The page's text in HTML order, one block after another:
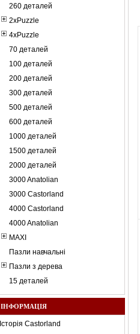
260 деталей
2xPuzzle
4xPuzzle
70 деталей
100 деталей
200 деталей
300 деталей
500 деталей
600 деталей
1000 деталей
1500 деталей
2000 деталей
3000 Anatolian
3000 Castorland
4000 Castorland
4000 Anatolian
MAXI
Пазли навчальні
Пазли з дерева
15 деталей
ІНФОРМАЦІЯ
Історія Castorland